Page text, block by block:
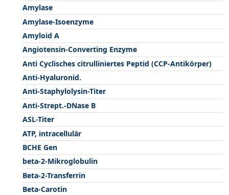
Amylase
Amylase-Isoenzyme
Amyloid A
Angiotensin-Converting Enzyme
Anti Cyclisches citrulliniertes Peptid (CCP-Antikörper)
Anti-Hyaluronid.
Anti-Staphylolysin-Titer
Anti-Strept.-DNase B
ASL-Titer
ATP, intracellulär
BCHE Gen
beta-2-Mikroglobulin
Beta-2-Transferrin
Beta-Carotin